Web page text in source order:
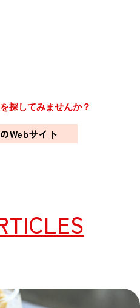
探してみませんか？
Webサイト